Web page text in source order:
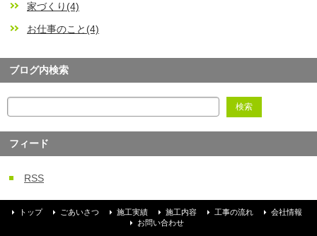
家づくり(4)
お仕事のこと(4)
ブログ内検索
フィード
RSS
トップ ごあいさつ 施工実績 施工内容 工事の流れ
会社情報
お問い合わせ